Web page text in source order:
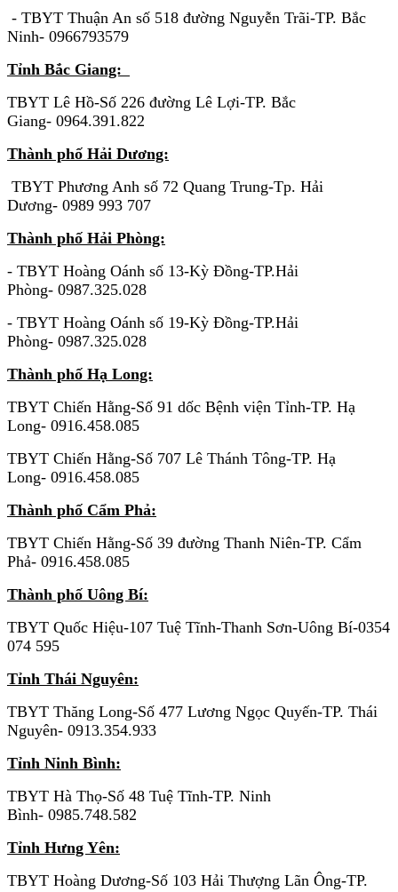
- TBYT Thuận An số 518 đường Nguyễn Trãi-TP. Bắc
Ninh- 0966793579
Tỉnh Bắc Giang:
TBYT Lê Hồ-Số 226 đường Lê Lợi-TP. Bắc
Giang- 0964.391.822
Thành phố Hải Dương:
TBYT Phương Anh số 72 Quang Trung-Tp. Hải
Dương- 0989 993 707
Thành phố Hải Phòng:
- TBYT Hoàng Oánh số 13-Kỳ Đồng-TP.Hải
Phòng- 0987.325.028
- TBYT Hoàng Oánh số 19-Kỳ Đồng-TP.Hải
Phòng- 0987.325.028
Thành phố Hạ Long:
TBYT Chiến Hằng-Số 91 dốc Bệnh viện Tỉnh-TP. Hạ
Long- 0916.458.085
TBYT Chiến Hằng-Số 707 Lê Thánh Tông-TP. Hạ
Long- 0916.458.085
Thành phố Cẩm Phả:
TBYT Chiến Hằng-Số 39 đường Thanh Niên-TP. Cẩm
Phả- 0916.458.085
Thành phố Uông Bí:
TBYT Quốc Hiệu-107 Tuệ Tĩnh-Thanh Sơn-Uông Bí-0354
074 595
Tỉnh Thái Nguyên:
TBYT Thăng Long-Số 477 Lương Ngọc Quyến-TP. Thái
Nguyên- 0913.354.933
Tỉnh Ninh Bình:
TBYT Hà Thọ-Số 48 Tuệ Tĩnh-TP. Ninh
Bình- 0985.748.582
Tỉnh Hưng Yên:
TBYT Hoàng Dương-Số 103 Hải Thượng Lãn Ông-TP.